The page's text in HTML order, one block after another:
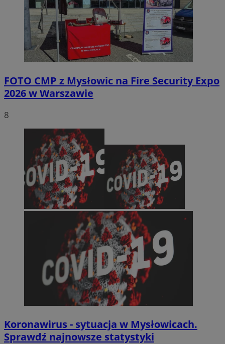
FOTO CMP z Mysłowic na Fire Security Expo
2026 w Warszawie
8
Koronawirus - sytuacja w Mysłowicach.
Sprawdź najnowsze statystyki